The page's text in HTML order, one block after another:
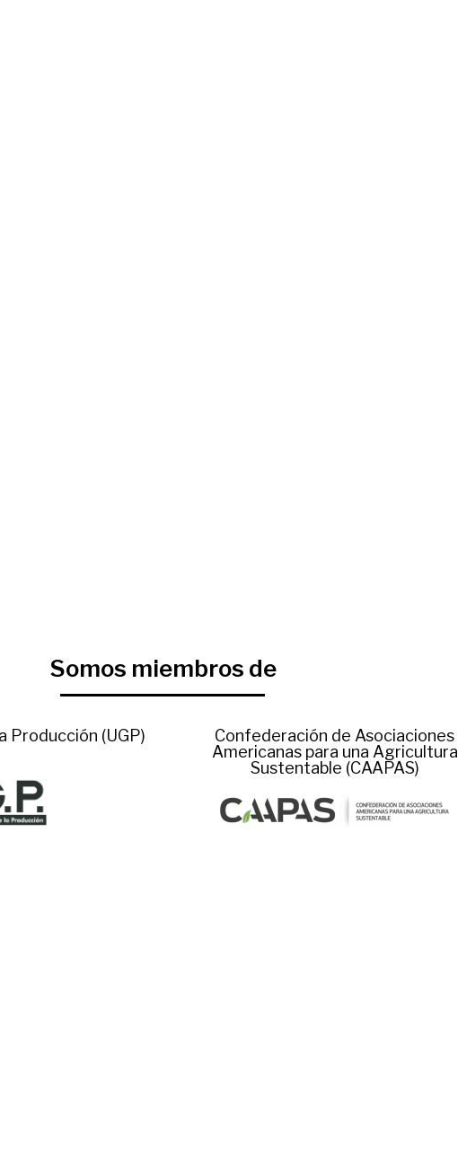
Somos miembros de
Producción (UGP)
Confederación de Asociaciones
Americanas para una Agricultura
Sustentable (CAAPAS)